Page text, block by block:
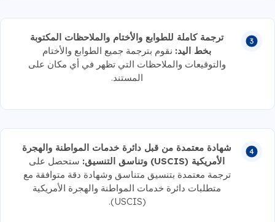
ترجمة كاملة للطوابع والأختام والملاحظات المكتوبة
بخط اليد:نقوم بترجمة جميع الطوابع والأختام
والتوقيعات والملاحظات التي تظهر في أي مكان على
المستند.
شهادة معتمدة من قبل دائرة خدمات المواطنة والهجرة
الأمريكية (USCIS) وتناسق التنسيق:
ستحصل على
ترجمة معتمدة بتنسيق متناسق وشهادة دقة متوافقة مع
متطلبات دائرة خدمات المواطنة والهجرة الأمريكية
(USCIS).